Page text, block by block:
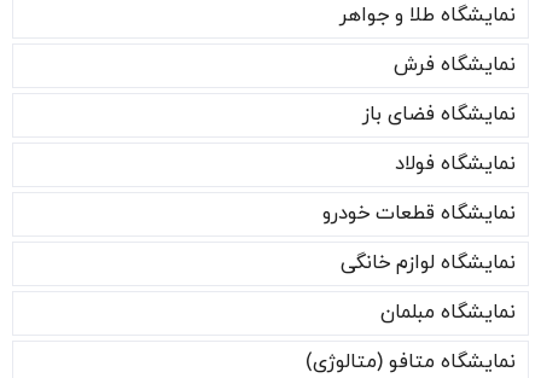
نمایشگاه طلا و جواهر
نمایشگاه فرش
نمایشگاه فضای باز
نمایشگاه فولاد
نمایشگاه قطعات خودرو
نمایشگاه لوازم خانگی
نمایشگاه مبلمان
نمایشگاه متافو (متالوژی)